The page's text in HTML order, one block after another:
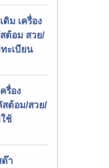
ดิม เครื่อง
ต้อม สวย/
ะเบียน
รื่อง
สต้อม/สวย/
ช้
ต๊า